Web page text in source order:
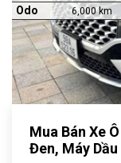
Odo 6,000 km
Mua Bán Xe Ô
Đen, Máy